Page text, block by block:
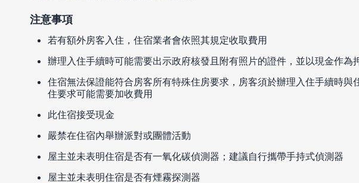
注意事項
若有額外房客入住，住宿業者會依照其規定收取費用
辦理入住手續時可能需要出示政府核發且附有照片的證件，並以現金作為
住宿無法保證能符合房客所有特殊住房要求，房客須於辦理入住手續時與
住要求可能需要加收費用
此住宿接受現金
嚴禁在住宿內舉辦派對或團體活動
屋主並未表明住宿是否有一氧化碳偵測器；建議自行攜帶手持式偵測器
屋主並未表明住宿是否有煙霧探測器